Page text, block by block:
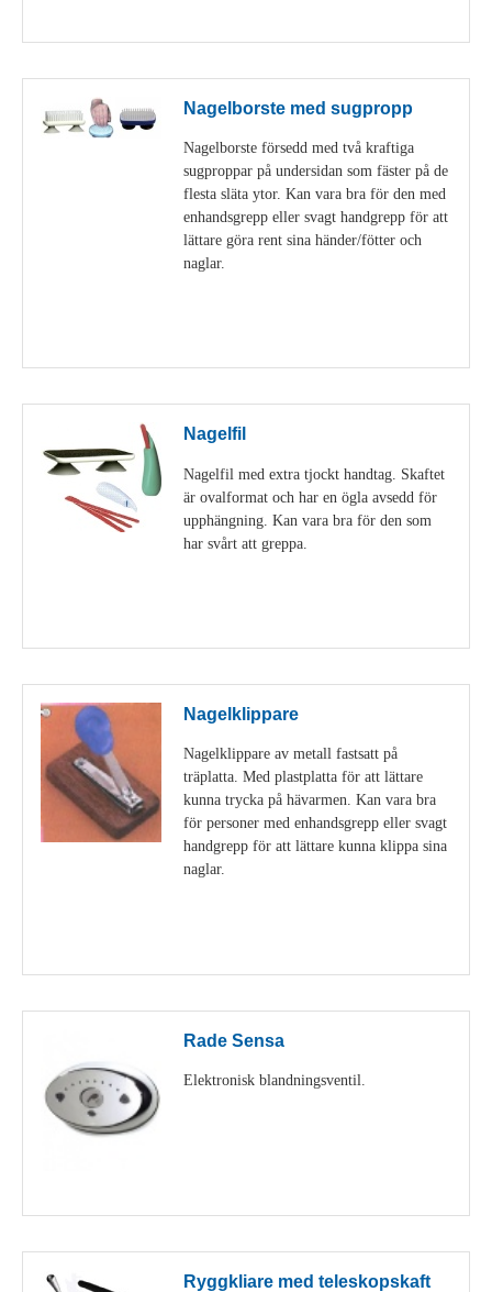
Nagelborste med sugpropp
Nagelborste försedd med två kraftiga
sugproppar på undersidan som fäster på de
flesta släta ytor. Kan vara bra för den med
enhandsgrepp eller svagt handgrepp för att
lättare göra rent sina händer/fötter och
naglar.
Nagelfil
Nagelfil med extra tjockt handtag. Skaftet
är ovalformat och har en ögla avsedd för
upphängning. Kan vara bra för den som
har svårt att greppa.
Nagelklippare
Nagelklippare av metall fastsatt på
träplatta. Med plastplatta för att lättare
kunna trycka på hävarmen. Kan vara bra
för personer med enhandsgrepp eller svagt
handgrepp för att lättare kunna klippa sina
naglar.
Rade Sensa
Elektronisk blandningsventil.
Ryggkliare med teleskopskaft